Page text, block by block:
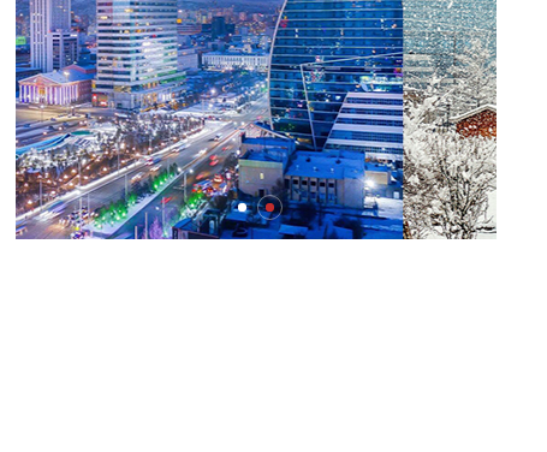
Үерийн аюулаас сэрэмжтэй байхыг
анхааруулж байна
“Чингис хаан” олон улсын нисэх буудал руу
нийтийн тээврийн автобус 24 цагаар
үйлчилж байна